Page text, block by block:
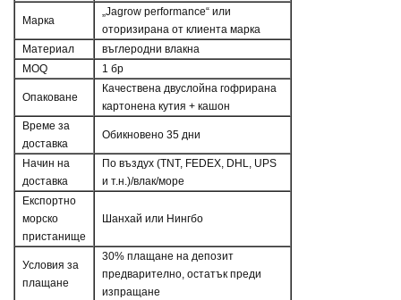
Марка
„Jagrow performance“ или
оторизирана от клиента марка
Материал
въглеродни влакна
MOQ
1 бр
Опаковане
Качествена двуслойна гофрирана
картонена кутия + кашон
Време за
доставка
Обикновено 35 дни
Начин на
доставка
По въздух (TNT, FEDEX, DHL, UPS
и т.н.)/влак/море
Експортно
морско
пристанище
Шанхай или Нингбо
Условия за
плащане
30% плащане на депозит
предварително, остатък преди
изпращане